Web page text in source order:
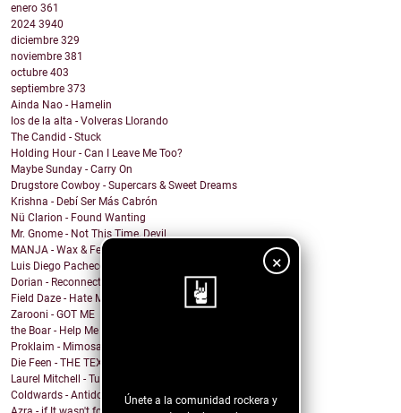
×
Únete a la comunidad rockera y
enero 361
2024 3940
diciembre 329
noviembre 381
octubre 403
septiembre 373
Ainda Nao - Hamelin
los de la alta - Volveras Llorando
The Candid - Stuck
Holding Hour - Can I Leave Me Too?
Maybe Sunday - Carry On
Drugstore Cowboy - Supercars & Sweet Dreams
Krishna - Debí Ser Más Cabrón
Nü Clarion - Found Wanting
Mr. Gnome - Not This Time, Devil
MANJA - Wax & Feathers
Luis Diego Pacheco - Magic Girl
Dorian - Reconnected
Field Daze - Hate Me
Zarooni - GOT ME
the Boar - Help Me
Proklaim - Mimosa
Die Feen - THE TEXAN
Laurel Mitchell - Tuesday, Parkway
Coldwards - Antidote